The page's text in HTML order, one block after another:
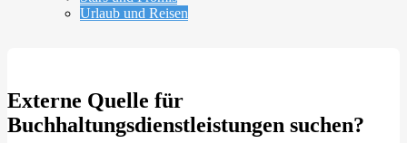
Urlaub und Reisen
Externe Quelle für
Buchhaltungsdienstleistungen suchen?